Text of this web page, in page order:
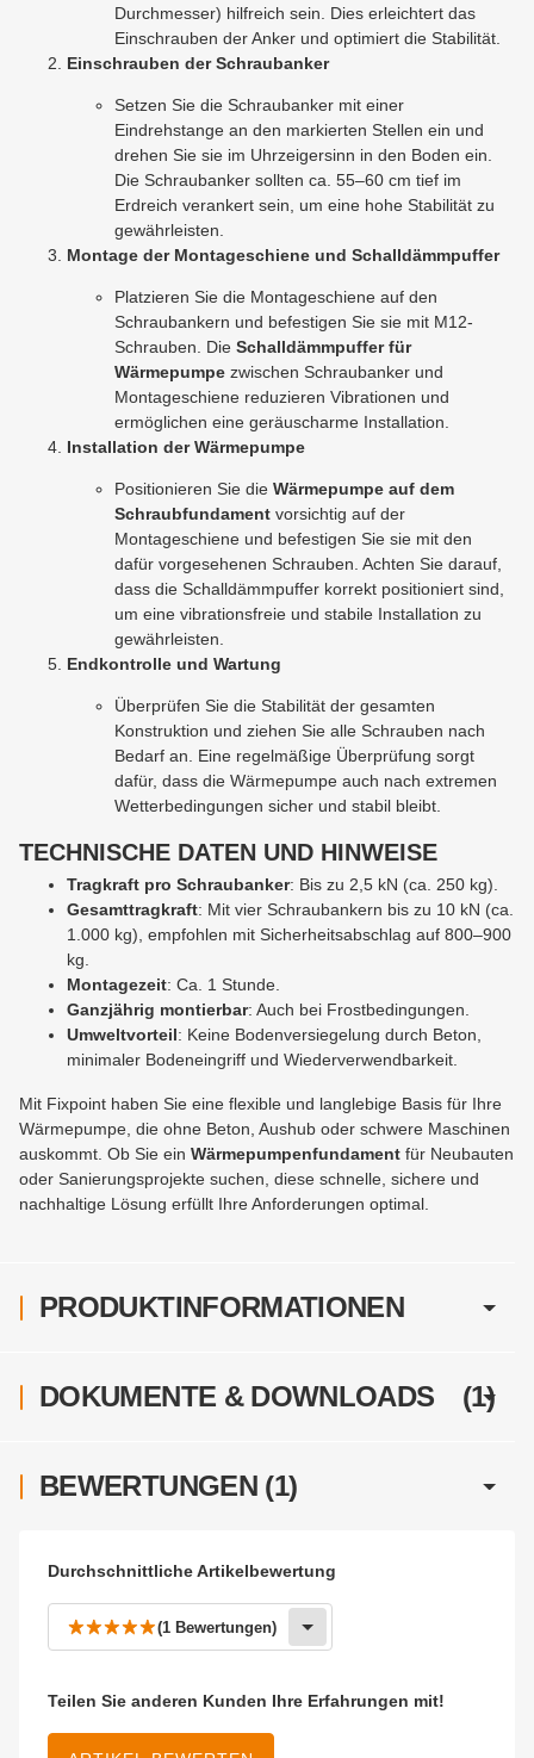
PRODUKTINFORMATIONEN
Durchmesser) hilfreich sein. Dies erleichtert das
Einschrauben der Anker und optimiert die Stabilität.
Einschrauben der Schraubanker
Setzen Sie die Schraubanker mit einer
Eindrehstange an den markierten Stellen ein und
drehen Sie sie im Uhrzeigersinn in den Boden ein.
Die Schraubanker sollten ca. 55–60 cm tief im
Erdreich verankert sein, um eine hohe Stabilität zu
gewährleisten.
Montage der Montageschiene und Schalldämmpuffer
Platzieren Sie die Montageschiene auf den
Schraubankern und befestigen Sie sie mit M12-
Schrauben. Die Schalldämmpuffer für
Wärmepumpe zwischen Schraubanker und
Montageschiene reduzieren Vibrationen und
ermöglichen eine geräuscharme Installation.
Installation der Wärmepumpe
Positionieren Sie die Wärmepumpe auf dem
Schraubfundament vorsichtig auf der
Montageschiene und befestigen Sie sie mit den
dafür vorgesehenen Schrauben. Achten Sie darauf,
dass die Schalldämmpuffer korrekt positioniert sind,
um eine vibrationsfreie und stabile Installation zu
gewährleisten.
Endkontrolle und Wartung
Überprüfen Sie die Stabilität der gesamten
Konstruktion und ziehen Sie alle Schrauben nach
Bedarf an. Eine regelmäßige Überprüfung sorgt
dafür, dass die Wärmepumpe auch nach extremen
Wetterbedingungen sicher und stabil bleibt.
TECHNISCHE DATEN UND HINWEISE
Tragkraft pro Schraubanker: Bis zu 2,5 kN (ca. 250 kg).
Gesamttragkraft: Mit vier Schraubankern bis zu 10 kN (ca.
1.000 kg), empfohlen mit Sicherheitsabschlag auf 800–900
kg.
Montagezeit: Ca. 1 Stunde.
Ganzjährig montierbar: Auch bei Frostbedingungen.
Umweltvorteil: Keine Bodenversiegelung durch Beton,
minimaler Bodeneingriff und Wiederverwendbarkeit.
Mit Fixpoint haben Sie eine flexible und langlebige Basis für Ihre
Wärmepumpe, die ohne Beton, Aushub oder schwere Maschinen
auskommt. Ob Sie ein Wärmepumpenfundament für Neubauten
oder Sanierungsprojekte suchen, diese schnelle, sichere und
nachhaltige Lösung erfüllt Ihre Anforderungen optimal.
DOKUMENTE & DOWNLOADS (1)
BEWERTUNGEN (1)
Durchschnittliche Artikelbewertung
(1 Bewertungen)
Teilen Sie anderen Kunden Ihre Erfahrungen mit!